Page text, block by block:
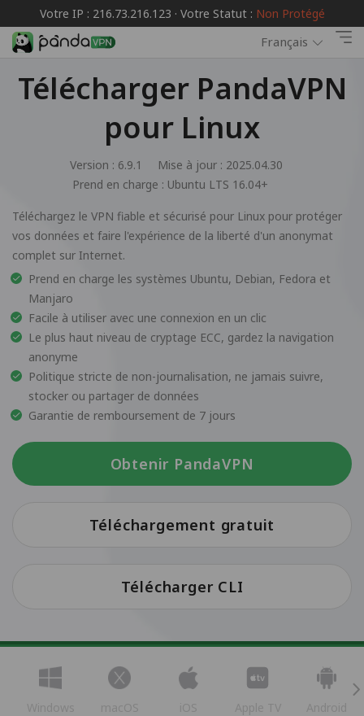
Votre IP : 216.73.216.123 · Votre Statut : Non Protégé
Français
Télécharger PandaVPN
pour Linux
Version : 6.9.1
Mise à jour : 2025.04.30
Prend en charge : Ubuntu LTS 16.04+
Téléchargez le VPN fiable et sécurisé pour Linux pour protéger
vos données et faire l'expérience de la liberté d'un anonymat
complet sur Internet.
Prend en charge les systèmes Ubuntu, Debian, Fedora et
Manjaro
Facile à utiliser avec une connexion en un clic
Le plus haut niveau de cryptage ECC, gardez la navigation
anonyme
Politique stricte de non-journalisation, ne jamais suivre,
stocker ou partager de données
Garantie de remboursement de 7 jours
Obtenir PandaVPN
Téléchargement gratuit
Télécharger CLI
Windows macOS iOS Apple TV Android